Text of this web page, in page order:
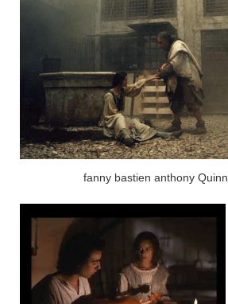
fanny bastien anthony Quinn